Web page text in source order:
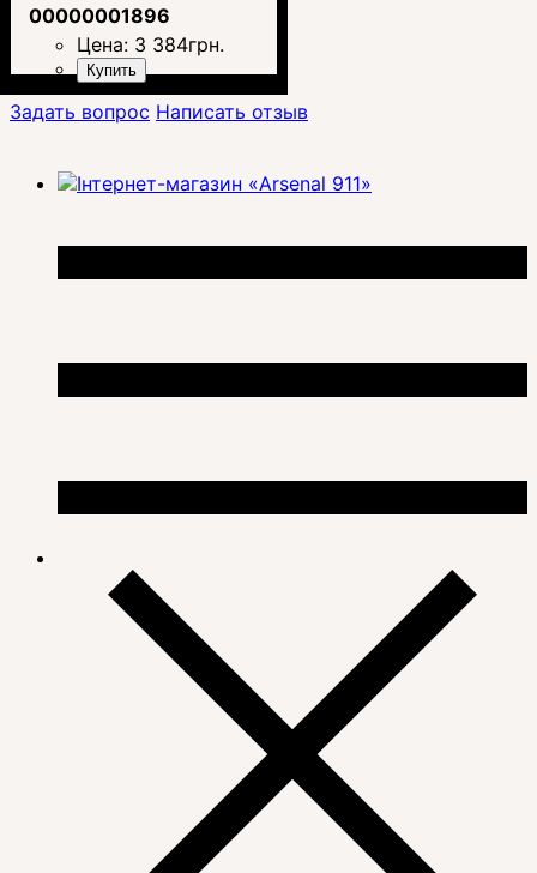
00000001896
Цена: 3 384грн.
Купить
Задать вопрос Написать отзыв